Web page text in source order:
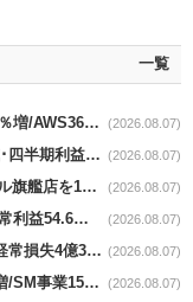
一覧
Amazon news｜1Q営業収益2006億ドル13.7％増/AWS36.8％％増が貢献 (2026.08.07)
ニトリnews｜第1Q売上収益2263億円2.3%減･四半期利益1.4％減 (2026.08.07)
ユニクロnews｜京都･河原町通りにグローバル旗艦店を11/6開設 (2026.08.07)
AOKI news｜第1Q売上高430億円1.6％減･経常利益54.6％減 (2026.08.07)
はるやまnews｜第1Q売上高71億円1.4％減･経常損失4億3800万円 (2026.08.07)
バローnews｜第１Q営業収益2434億円9.9％増/SM事業15.5％増と絶好調 (2026.08.07)